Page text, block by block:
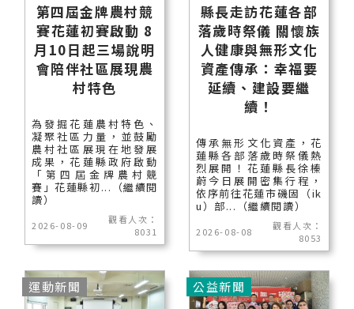
第四屆金牌農村競
賽花蓮初賽啟動 8
月10日起三場說明
會陪伴社區展現農
村特色
為發掘花蓮農村特色、
凝聚社區力量，並鼓勵
農村社區展現在地發展
成果，花蓮縣政府啟動
「第四屆金牌農村競
賽」花蓮縣初...（繼續閱
讀）
2026-08-09
觀看人次：
8031
縣長走訪花蓮各部
落歲時祭儀 關懷族
人健康與無形文化
資產傳承：幸福要
延續、建設要繼
續！
傳承無形文化資產，花
蓮縣各部落歲時祭儀熱
烈展開！花蓮縣長徐榛
蔚今日展開密集行程，
依序前往花蓮市磯固（ik
u）部...（繼續閱讀）
2026-08-08
觀看人次：
8053
運動新聞 公益新聞